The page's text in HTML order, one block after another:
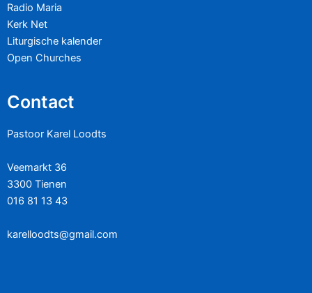
Radio Maria
Kerk Net
Liturgische kalender
Open Churches
Contact
Pastoor Karel Loodts
Veemarkt 36
3300 Tienen
016 81 13 43
karelloodts@gmail.com